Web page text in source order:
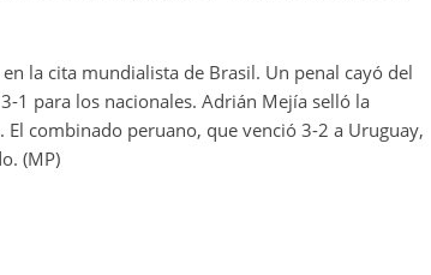
la cita mundialista de Brasil. Un penal cayó del
1 para los nacionales. Adrián Mejía selló la
combinado peruano, que venció 3-2 a Uruguay,
(MP)